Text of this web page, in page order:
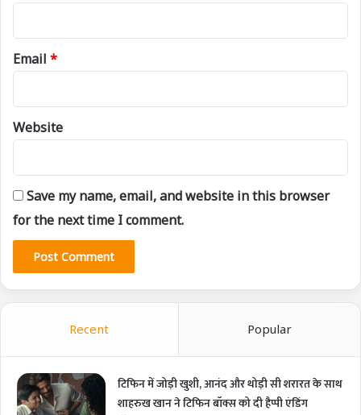
Email *
Website
Save my name, email, and website in this browser
for the next time I comment.
Recent Popular
टिफिन में जोड़ी खुशी, आनंद और थोड़ी सी शरारत के साथ
शाहरुख खान ने टिफिन बॉक्स को दी हैप्पी एंडिंग